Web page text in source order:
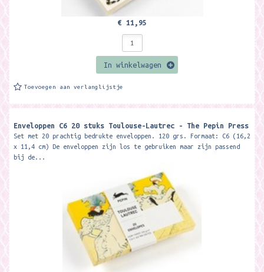
€ 11,95
In winkelwagen
Toevoegen aan verlanglijstje
Enveloppen C6 20 stuks Toulouse-Lautrec - The Pepin Press
Set met 20 prachtig bedrukte enveloppen. 120 grs. Formaat: C6 (16,2
x 11,4 cm) De enveloppen zijn los te gebruiken maar zijn passend
bij de...